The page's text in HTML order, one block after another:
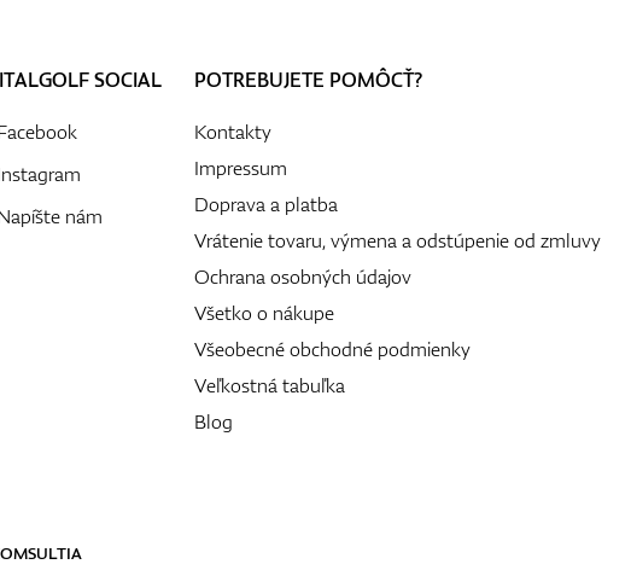
SOCIAL
nám
POTREBUJETE POMÔCŤ?
Kontakty
Impressum
Doprava a platba
Vrátenie tovaru, výmena a odstúpenie od zmluvy
Ochrana osobných údajov
Všetko o nákupe
Všeobecné obchodné podmienky
Veľkostná tabuľka
Blog